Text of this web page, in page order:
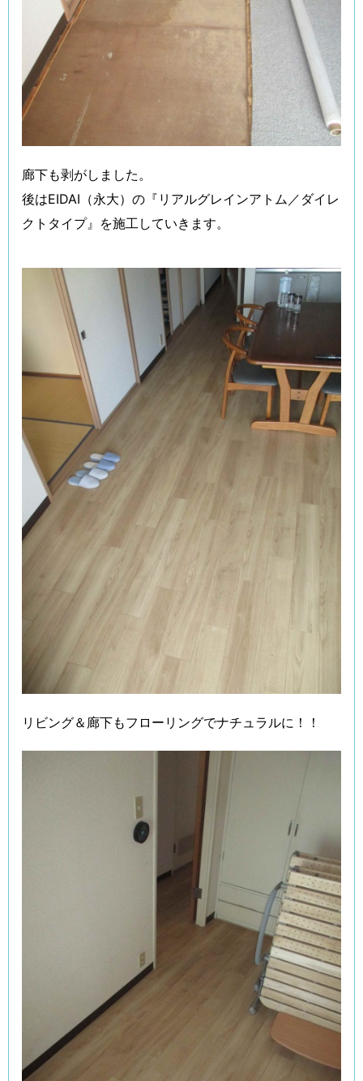
廊下も剥がしました。
後はEIDAI（永大）の『リアルグレインアトム／ダイレ
クトタイプ』を施工していきます。
リビング＆廊下もフローリングでナチュラルに！！